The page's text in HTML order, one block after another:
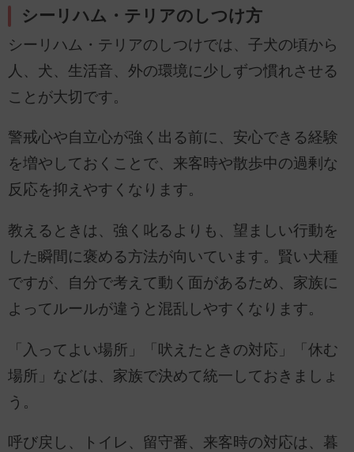
シーリハム・テリアのしつけ方
シーリハム・テリアのしつけでは、子犬の頃から
人、犬、生活音、外の環境に少しずつ慣れさせる
ことが大切です。
警戒心や自立心が強く出る前に、安心できる経験
を増やしておくことで、来客時や散歩中の過剰な
反応を抑えやすくなります。
教えるときは、強く叱るよりも、望ましい行動を
した瞬間に褒める方法が向いています。賢い犬種
ですが、自分で考えて動く面があるため、家族に
よってルールが違うと混乱しやすくなります。
「入ってよい場所」「吠えたときの対応」「休む
場所」などは、家族で決めて統一しておきましょ
う。
呼び戻し、トイレ、留守番、来客時の対応は、暮